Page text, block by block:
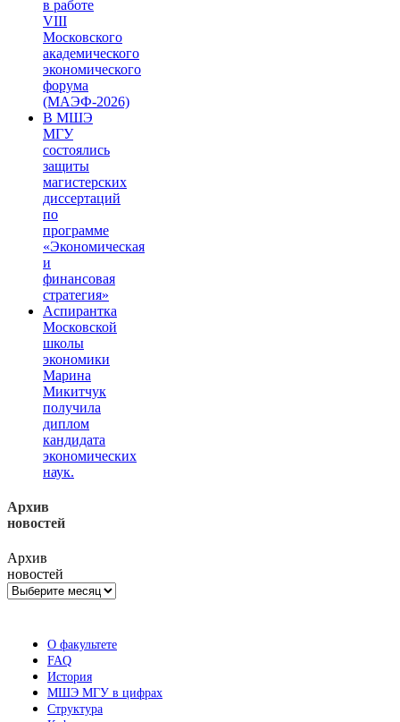
в работе
VIII
Московского
академического
экономического
форума
(МАЭФ-2026)
В МШЭ
МГУ
состоялись
защиты
магистерских
диссертаций
по
программе
«Экономическая
и
финансовая
стратегия»
Аспирантка
Московской
школы
экономики
Марина
Микитчук
получила
диплом
кандидата
экономических
наук.
Архив
новостей
Архив
новостей
О факультете
FAQ
История
МШЭ МГУ в цифрах
Структура